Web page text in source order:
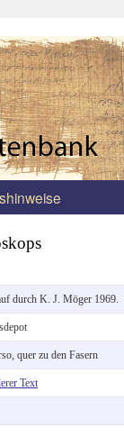
durch K. J. Möger 1969.
quer zu den Fasern
Text